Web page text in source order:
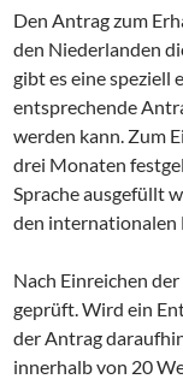
Den Antrag zum
den Niederlanden
gibt es eine speziell
entsprechende
werden kann. Zum
drei Monaten
Sprache ausgefüllt
den internationalen
Nach Einreichen
geprüft. Wird ein
der Antrag
innerhalb von 20